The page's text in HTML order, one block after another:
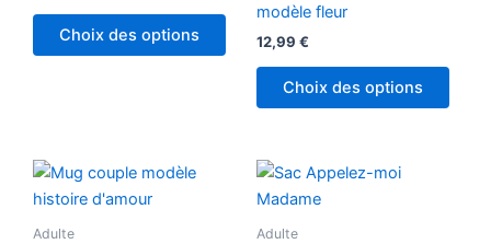
Choix des options
options
peuvent
choisies
page
produit
modèle fleur
12,99 €
Choix des options
Adulte
options
peuvent
choisies
page
produitAdulte
être